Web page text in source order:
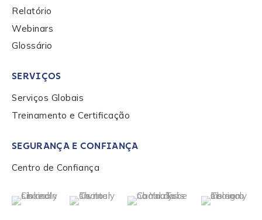
privacy policy
Relatório
Webinars
Glossário
SERVIÇOS
Serviços Globais
Treinamento e Certificação
SEGURANÇA E CONFIANÇA
Centro de Confiança